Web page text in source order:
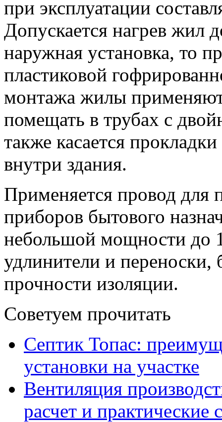
при эксплуатации
Допускается нагрев жил
наружная установка, то
пластиковой
монтажа жилы
помещать в трубах с
также касается
внутри здания.
Применяется провод для
приборов бытового
небольшой мощности до
удлинители и переноски,
прочности изоляции.
Советуем прочитать
Септик Топас:
установки на участке
Вентиляция
расчет и практические